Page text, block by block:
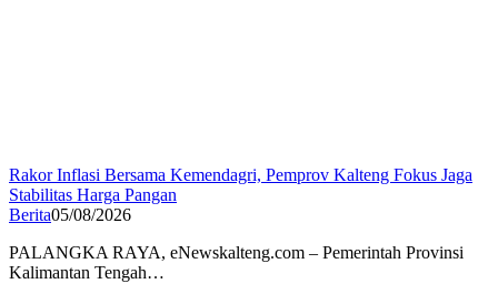
Rakor Inflasi Bersama Kemendagri, Pemprov Kalteng Fokus Jaga
Stabilitas Harga Pangan
Berita05/08/2026
PALANGKA RAYA, eNewskalteng.com – Pemerintah Provinsi
Kalimantan Tengah…